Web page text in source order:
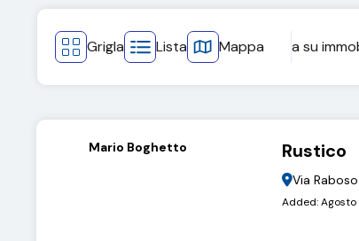
Grigla Lista Mappa a su
Mario Boghetto Rustico
Via
Added:Agosto